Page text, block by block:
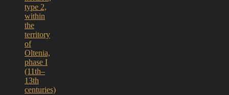
type 2,
within
the
territory
of
Oltenia,
phase I
(11th–
13th
centuries)